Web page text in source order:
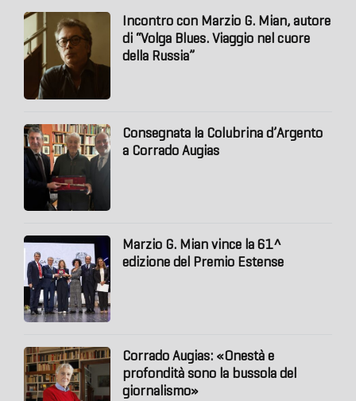
Incontro con Marzio G. Mian, autore
di “Volga Blues. Viaggio nel cuore
della Russia”
Consegnata la Colubrina d’Argento
a Corrado Augias
Marzio G. Mian vince la 61^
edizione del Premio Estense
Corrado Augias: «Onestà e
profondità sono la bussola del
giornalismo»